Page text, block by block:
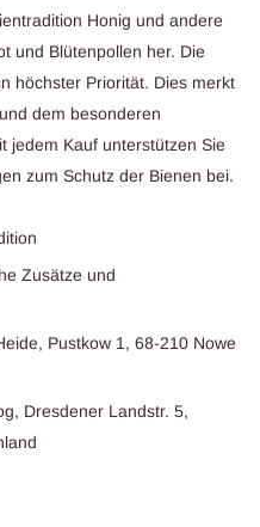
Honig und andere
und Blütenpollen her. Die
höchster Priorität. Dies merkt
dem besonderen
jedem Kauf unterstützen Sie
zum Schutz der Bienen bei.
Zusätze und
Pustkow 1, 68-210 Nowe
Dresdener Landstr. 5,